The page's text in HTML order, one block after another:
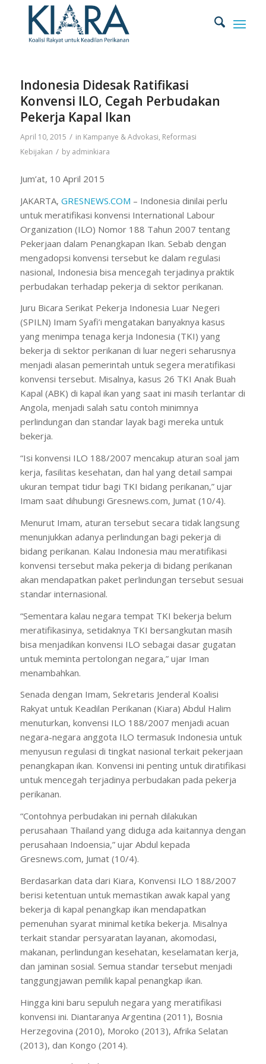
Indonesia Didesak Ratifikasi
Konvensi ILO, Cegah Perbudakan
Pekerja Kapal Ikan
April 10, 2015 / in Kampanye & Advokasi, Reformasi
Kebijakan / by adminkiara
Jum’at, 10 April 2015
JAKARTA, GRESNEWS.COM – Indonesia dinilai perlu
untuk meratifikasi konvensi International Labour
Organization (ILO) Nomor 188 Tahun 2007 tentang
Pekerjaan dalam Penangkapan Ikan. Sebab dengan
mengadopsi konvensi tersebut ke dalam regulasi
nasional, Indonesia bisa mencegah terjadinya praktik
perbudakan terhadap pekerja di sektor perikanan.
Juru Bicara Serikat Pekerja Indonesia Luar Negeri
(SPILN) Imam Syafi’i mengatakan banyaknya kasus
yang menimpa tenaga kerja Indonesia (TKI) yang
bekerja di sektor perikanan di luar negeri seharusnya
menjadi alasan pemerintah untuk segera meratifikasi
konvensi tersebut. Misalnya, kasus 26 TKI Anak Buah
Kapal (ABK) di kapal ikan yang saat ini masih terlantar di
Angola, menjadi salah satu contoh minimnya
perlindungan dan standar layak bagi mereka untuk
bekerja.
“Isi konvensi ILO 188/2007 mencakup aturan soal jam
kerja, fasilitas kesehatan, dan hal yang detail sampai
ukuran tempat tidur bagi TKI bidang perikanan,” ujar
Imam saat dihubungi Gresnews.com, Jumat (10/4).
Menurut Imam, aturan tersebut secara tidak langsung
menunjukkan adanya perlindungan bagi pekerja di
bidang perikanan. Kalau Indonesia mau meratifikasi
konvensi tersebut maka pekerja di bidang perikanan
akan mendapatkan paket perlindungan tersebut sesuai
standar internasional.
“Sementara kalau negara tempat TKI bekerja belum
meratifikasinya, setidaknya TKI bersangkutan masih
bisa menjadikan konvensi ILO sebagai dasar gugatan
untuk meminta pertolongan negara,” ujar Iman
menambahkan.
Senada dengan Imam, Sekretaris Jenderal Koalisi
Rakyat untuk Keadilan Perikanan (Kiara) Abdul Halim
menuturkan, konvensi ILO 188/2007 menjadi acuan
negara-negara anggota ILO termasuk Indonesia untuk
menyusun regulasi di tingkat nasional terkait pekerjaan
penangkapan ikan. Konvensi ini penting untuk diratifikasi
untuk mencegah terjadinya perbudakan pada pekerja
perikanan.
“Contohnya perbudakan ini pernah dilakukan
perusahaan Thailand yang diduga ada kaitannya dengan
perusahaan Indoensia,” ujar Abdul kepada
Gresnews.com, Jumat (10/4).
Berdasarkan data dari Kiara, Konvensi ILO 188/2007
berisi ketentuan untuk memastikan awak kapal yang
bekerja di kapal penangkap ikan mendapatkan
pemenuhan syarat minimal ketika bekerja. Misalnya
terkait standar persyaratan layanan, akomodasi,
makanan, perlindungan kesehatan, keselamatan kerja,
dan jaminan sosial. Semua standar tersebut menjadi
tanggungjawan pemilik kapal penangkap ikan.
Hingga kini baru sepuluh negara yang meratifikasi
konvensi ini. Diantaranya Argentina (2011), Bosnia
Herzegovina (2010), Moroko (2013), Afrika Selatan
(2013), dan Kongo (2014).